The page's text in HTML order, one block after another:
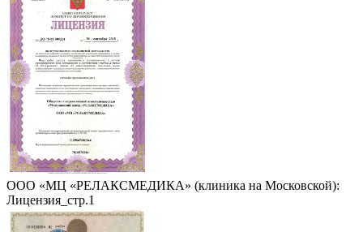
ООО «МЦ «РЕЛАКСМЕДИКА» (клиника на Московской):
Лицензия_стр.1